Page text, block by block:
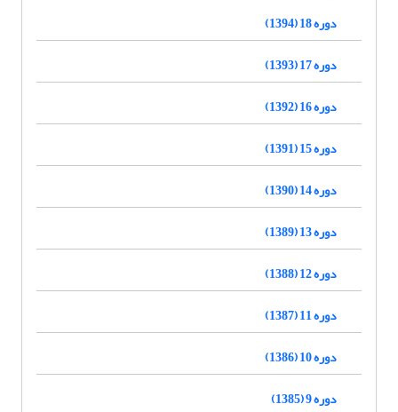
دوره 18 (1394)
دوره 17 (1393)
دوره 16 (1392)
دوره 15 (1391)
دوره 14 (1390)
دوره 13 (1389)
دوره 12 (1388)
دوره 11 (1387)
دوره 10 (1386)
دوره 9 (1385)